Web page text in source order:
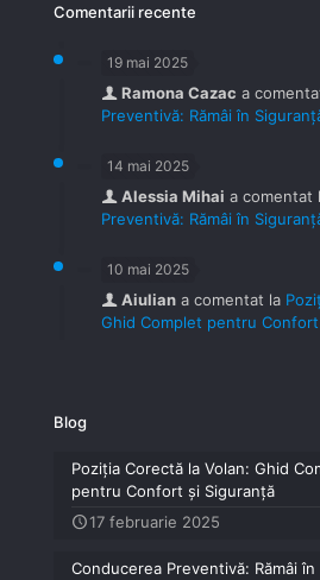
Comentarii recente
19 mai 2025
Ramona Cazac a
Preventivă: Rămâi în
14 mai 2025
Alessia Mihai a comentat
Preventivă: Rămâi în
10 mai 2025
Aiulian a comentat la
Ghid Complet pentru
Blog
Poziția Corectă la Volan: Ghid
pentru Confort și Siguranță
17 februarie 2025
Conducerea Preventivă: Rămâi în